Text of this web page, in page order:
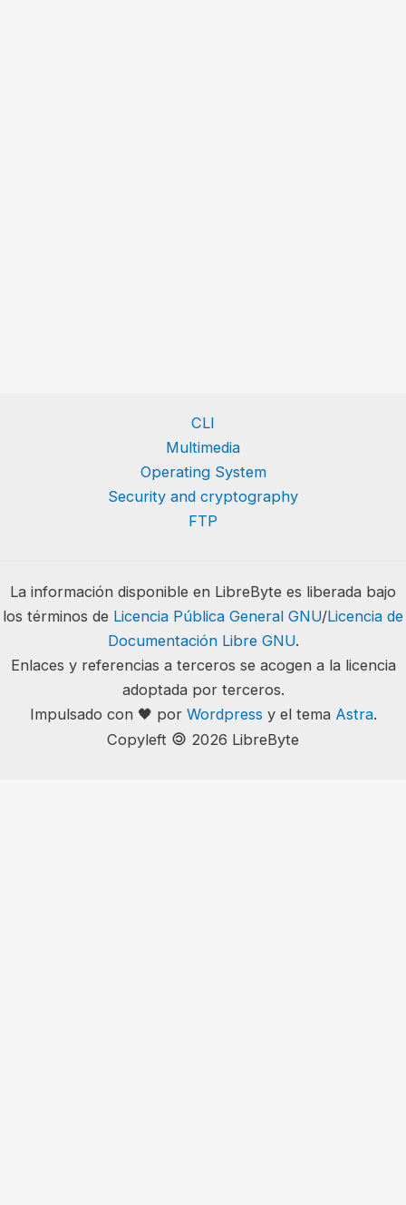
CLI
Multimedia
Operating System
Security and cryptography
FTP
La información disponible en LibreByte es liberada bajo
los términos de Licencia Pública General GNU/Licencia de
Documentación Libre GNU.
Enlaces y referencias a terceros se acogen a la licencia
adoptada por terceros.
Impulsado con 🖤 por Wordpress y el tema Astra.
Copyleft 🄯 2026 LibreByte